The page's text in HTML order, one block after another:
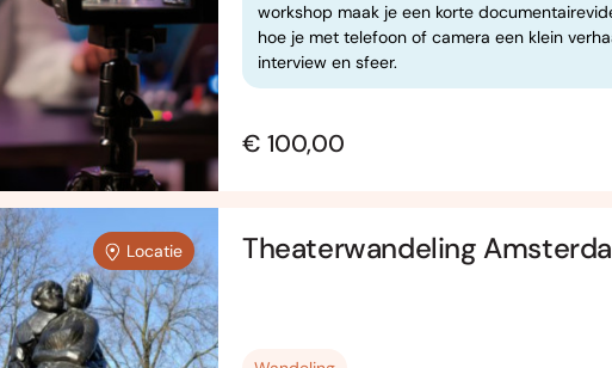
workshop maak je een korte
hoe je met telefoon of camera een klein
interview en sfeer.
€ 100,00
Locatie Theaterwandeling